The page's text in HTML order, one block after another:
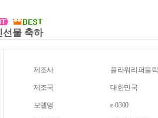
선물 축하
제조사 플라워리퍼블릭
제조국 대한민국
모델명 e-0300